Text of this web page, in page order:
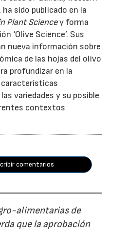
ha sido publicado en la
Plant Sciencey forma
‘Olive Science’. Sus
nueva información sobre
de las hojas del olivo
profundizar en la
variedades y su posible
contextos
comentarios
alimentarias de
que la aprobación